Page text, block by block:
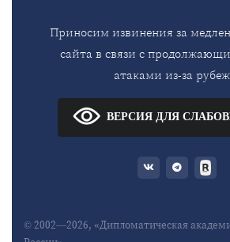
Приносим извинения за
сайта в связи с
атаками из-за
ВЕРСИЯ ДЛЯ
© 2002—2026, «Дипломатическая